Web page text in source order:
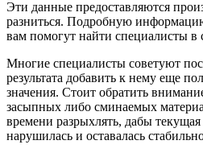
Эти данные предоставляются
разниться. Подробную
вам помогут найти специалисты в
Многие специалисты советуют
результата добавить к нему еще
значения. Стоит обратить
засыпных либо сминаемых
времени разрыхлять, дабы
нарушилась и оставалась